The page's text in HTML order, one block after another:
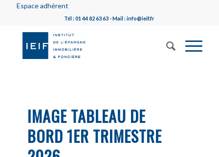
Espace adhérent
Tél : 01 44 82 63 63 - Mail : info@ieif.fr
IMAGE TABLEAU DE
BORD 1ER TRIMESTRE